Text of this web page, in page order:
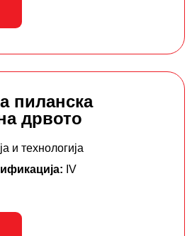
пиланска
дрвото
и технологија
IV